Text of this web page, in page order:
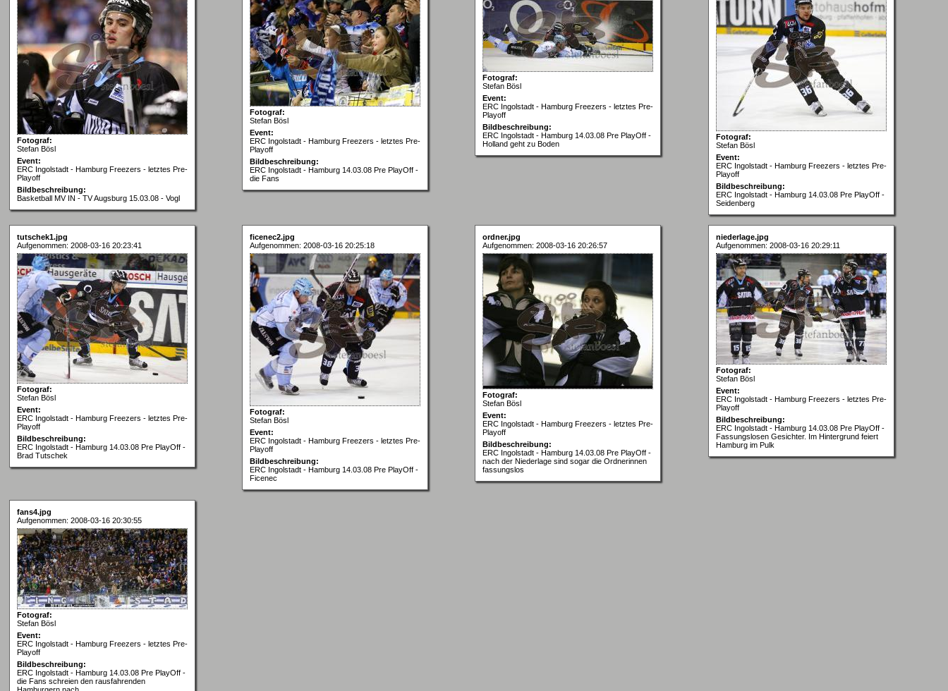
Fotograf:
Stefan Bösl
Event:
ERC Ingolstadt - Hamburg Freezers - letztes Pre-
Playoff
Bildbeschreibung:
Basketball MV IN - TV Augsburg 15.03.08 - Vogl
Fotograf:
Stefan Bösl
Event:
ERC Ingolstadt - Hamburg Freezers - letztes Pre-
Playoff
Bildbeschreibung:
ERC Ingolstadt - Hamburg 14.03.08 Pre PlayOff -
die Fans
Fotograf:
Stefan Bösl
Event:
ERC Ingolstadt - Hamburg Freezers - letztes Pre-
Playoff
Bildbeschreibung:
ERC Ingolstadt - Hamburg 14.03.08 Pre PlayOff -
Holland geht zu Boden
Fotograf:
Stefan Bösl
Event:
ERC Ingolstadt - Hamburg Freezers - letztes Pre-
Playoff
Bildbeschreibung:
ERC Ingolstadt - Hamburg 14.03.08 Pre PlayOff -
Seidenberg
tutschek1.jpg
Aufgenommen: 2008-03-16 20:23:41
Fotograf:
Stefan Bösl
Event:
ERC Ingolstadt - Hamburg Freezers - letztes Pre-
Playoff
Bildbeschreibung:
ERC Ingolstadt - Hamburg 14.03.08 Pre PlayOff -
Brad Tutschek
ficenec2.jpg
Aufgenommen: 2008-03-16 20:25:18
Fotograf:
Stefan Bösl
Event:
ERC Ingolstadt - Hamburg Freezers - letztes Pre-
Playoff
Bildbeschreibung:
ERC Ingolstadt - Hamburg 14.03.08 Pre PlayOff -
Ficenec
ordner.jpg
Aufgenommen: 2008-03-16 20:26:57
Fotograf:
Stefan Bösl
Event:
ERC Ingolstadt - Hamburg Freezers - letztes Pre-
Playoff
Bildbeschreibung:
ERC Ingolstadt - Hamburg 14.03.08 Pre PlayOff -
nach der Niederlage sind sogar die Ordnerinnen
fassungslos
niederlage.jpg
Aufgenommen: 2008-03-16 20:29:11
Fotograf:
Stefan Bösl
Event:
ERC Ingolstadt - Hamburg Freezers - letztes Pre-
Playoff
Bildbeschreibung:
ERC Ingolstadt - Hamburg 14.03.08 Pre PlayOff -
Fassungslosen Gesichter. Im Hintergrund feiert
Hamburg im Pulk
fans4.jpg
Aufgenommen: 2008-03-16 20:30:55
Fotograf:
Stefan Bösl
Event:
ERC Ingolstadt - Hamburg Freezers - letztes Pre-
Playoff
Bildbeschreibung:
ERC Ingolstadt - Hamburg 14.03.08 Pre PlayOff -
die Fans schreien den rausfahrenden